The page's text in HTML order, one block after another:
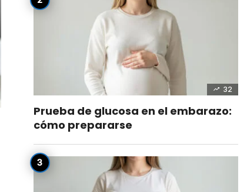
32
Prueba de glucosa en el embarazo:
cómo prepararse